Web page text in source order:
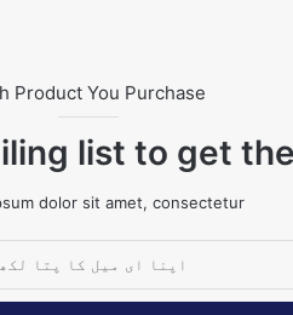
Product You Purchase
list to get
dolor sit amet, consectetur.